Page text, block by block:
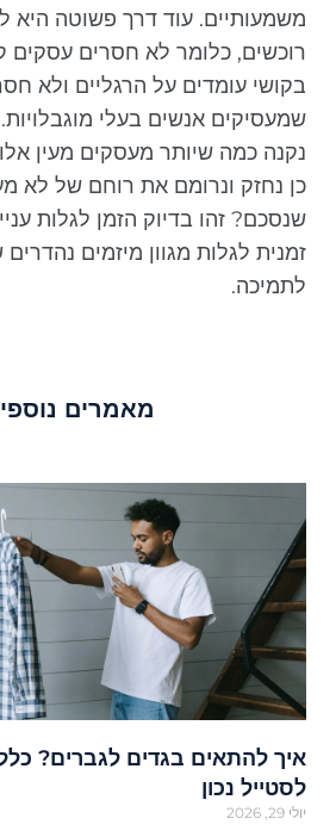
משמעותיים. עוד דרך פשוטה היא
רוכשים, כלומר לא חסרים עסקים
בקושי עומדים על הרגליים ולא
שמעסיקים אנשים בעלי
נקנה כמה שיותר מעסקים מעין אלו
כן נחזק ונרומם את רוחם של לא
שנסכם? זהו בדיוק הזמן לגלות
זמנית לגלות מגוון מיזמים נהדרים
לתמיכה.
מאמרים נוספים
איך להתאים בגדים לגברים?
לסטייל נכון
יולי 29, 2026